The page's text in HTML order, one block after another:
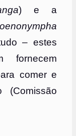
) e a
– estes
fornecem
comer e